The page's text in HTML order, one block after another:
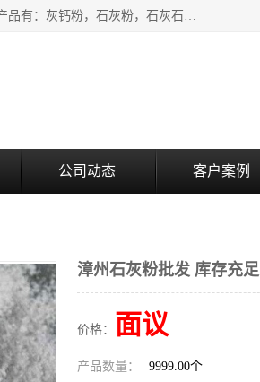
瑞金桂生建材公司一家专业从事建材产品经营研发、生产、销售为一体的福建重钙厂家；主要产品有：灰钙粉，石灰粉，石灰石，生石灰，熟石灰，氧化钙，重钙粉，氢氧化钙，农田石灰，畜牧业用石灰等。欢迎新老客户来电咨询！
公司动态 客户案例
漳州石灰粉批发 库存充足
价格： 面议
产品数量： 9999.00个